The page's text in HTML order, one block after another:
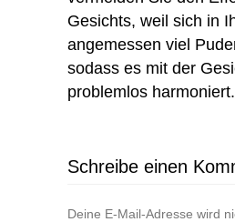
Gesichts, weil sich in
angemessen viel
sodass es mit der
problemlos harmoniert.
Schreibe einen
Deine E-Mail-Adresse wird